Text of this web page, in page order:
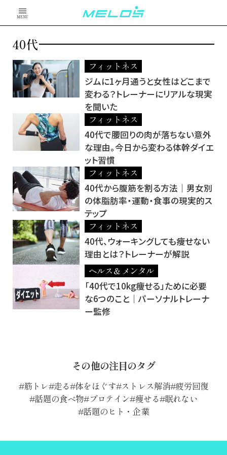
MENU
40代
フィットネス
ジムに1ヶ月通うと女性はどこまで
変わる？トレーナーにリアルな現実
を聞いた
フィットネス
40代で腰回りの肉が落ちない意外
な理由。今日から変わる体幹ダイエ
ット習慣
フィットネス
40代から腹筋を割る方法｜男女別
の体脂肪率・運動・食事の現実的ス
テップ
フィットネス
40代、ウォーキングしても痩せない
理由とは？トレーナーが解説
ヘルス＆メンタル
「40代で10kg痩せる」ために必要
な6つのこと｜パーソナルトレーナ
ー監修
その他の注目のタグ
筋トレ 走る 体をほぐす ストレス解消 疲労回復
話題の食べ物 プロテイン 痩せる 眠れない
話題のヒト・企業